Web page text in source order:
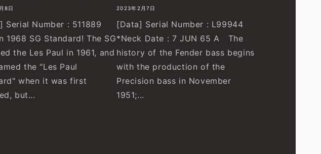
8日
Serial Number : 511889
1968 SG Standard! The SG
the Les Paul in 1961, and
the "Les Paul
when it was first
but...
2023年2月7日
[Data] Serial Number : L99944
*Neck Date : 7 JUN 65 A The
history of the Fender bass begins
with the production of the
Precision bass in November
1951;...